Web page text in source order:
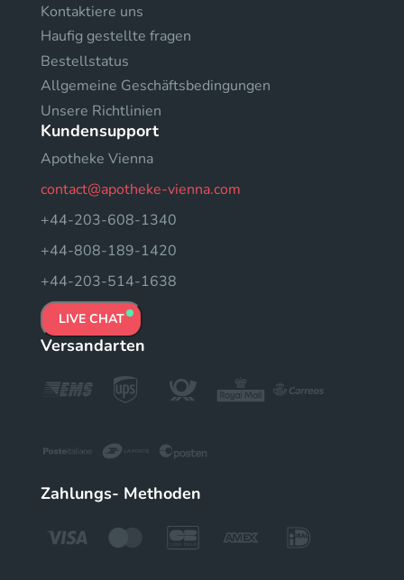
Kontaktiere uns
Haufig gestellte fragen
Bestellstatus
Allgemeine Geschäftsbedingungen
Unsere Richtlinien
Kundensupport
Apotheke Vienna
contact@apotheke-vienna.com
+44-203-608-1340
+44-808-189-1420
+44-203-514-1638
LIVE CHAT
Versandarten
Zahlungs- Methoden